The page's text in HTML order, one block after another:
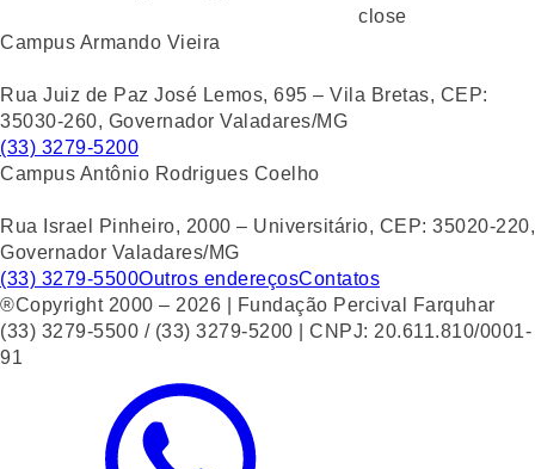
close
Campus Armando Vieira
Rua Juiz de Paz José Lemos, 695 – Vila Bretas, CEP:
35030-260, Governador Valadares/MG
(33) 3279-5200
Campus Antônio Rodrigues Coelho
Rua Israel Pinheiro, 2000 – Universitário, CEP: 35020-220,
Governador Valadares/MG
(33) 3279-5500Outros endereçosContatos
®Copyright 2000 – 2026 | Fundação Percival Farquhar
(33) 3279-5500 / (33) 3279-5200 | CNPJ: 20.611.810/0001-
91